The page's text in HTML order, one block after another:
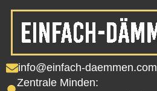
info@einfach-daemmen.com
Zentrale Minden: